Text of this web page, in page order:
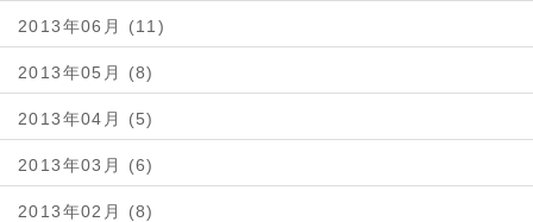
2013年06月 (11)
2013年05月 (8)
2013年04月 (5)
2013年03月 (6)
2013年02月 (8)